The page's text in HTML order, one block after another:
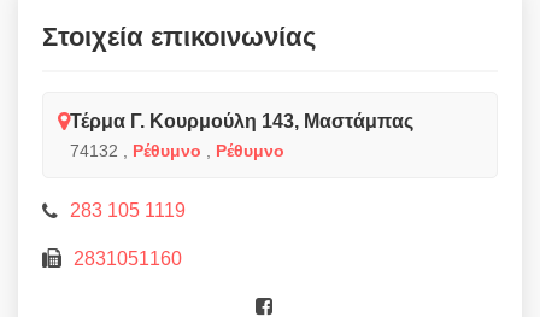
Στοιχεία επικοινωνίας
Τέρμα Γ. Κουρμούλη 143, Μαστάμπας
74132 Ρέθυμνο Ρέθυμνο
283 105 1119
2831051160